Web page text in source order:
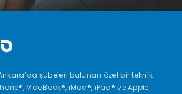
şubeleri bulunan özel bir teknik
MacBook®, iMac®, iPad® ve Apple